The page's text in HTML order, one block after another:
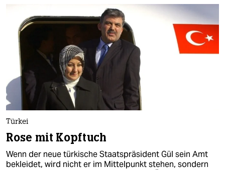
Türkei
Rose mit Kopftuch
Wenn der neue türkische Staatspräsident Gül sein Amt
bekleidet, wird nicht er im Mittelpunkt stehen, sondern